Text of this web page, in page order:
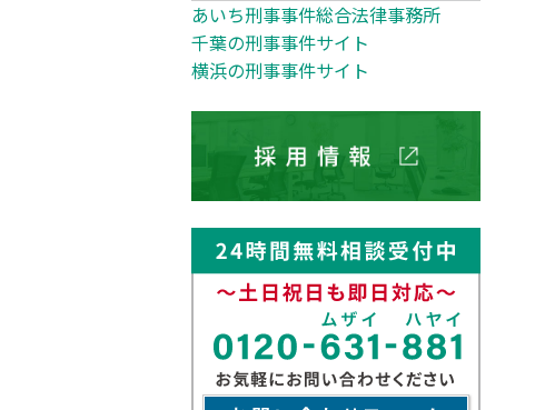
あいち刑事事件総合法律事務所
千葉の刑事事件サイト
横浜の刑事事件サイト